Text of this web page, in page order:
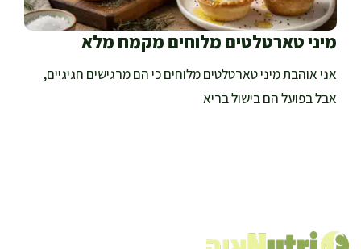
מיני טארטלטים מלוחים מקמח מלא
אני אוהבת מיני טארטלטים מלוחים כי הם מרגישים חגיגיים,
אבל בפועל הם בישול בריא